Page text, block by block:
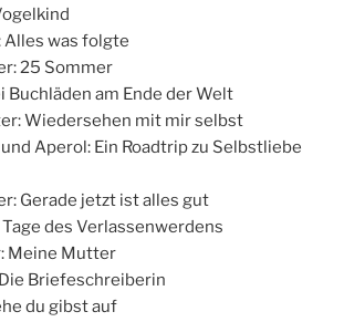
Alles was folgte
25 Sommer
Buchläden am Ende der Welt
Wiedersehen mit mir selbst
Aperol: Ein Roadtrip zu Selbstliebe
Gerade jetzt ist alles gut
Tage des Verlassenwerdens
Meine Mutter
Briefeschreiberin
du gibst auf